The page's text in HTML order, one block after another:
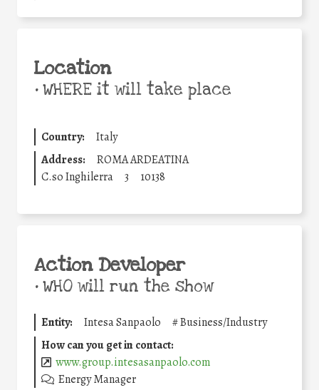
Location
•WHERE it will take place
Country:
Italy
Address:
ROMA ARDEATINA
C.so Inghilerra
3 10138
Action Developer
•WHO will run the show
Entity: Intesa Sanpaolo #Business/Industry
How can you get in contact:
www.group.intesasanpaolo.com
Energy Manager